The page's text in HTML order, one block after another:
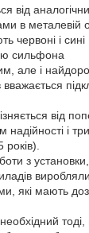
від
в металевій
червоні і сині
сильфона
але і
від
надійності і
з
які мають
тоді,